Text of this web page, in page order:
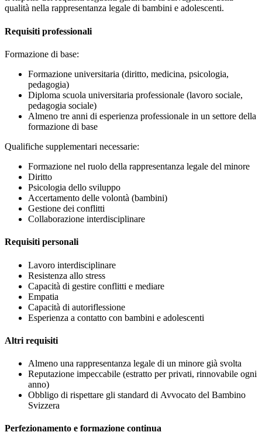
qualità nella rappresentanza legale di bambini e adolescenti.
Requisiti professionali
Formazione di base:
Formazione universitaria (diritto, medicina, psicologia,
pedagogia)
Diploma scuola universitaria professionale (lavoro sociale,
pedagogia sociale)
Almeno tre anni di esperienza professionale in un settore della
formazione di base
Qualifiche supplementari necessarie:
Formazione nel ruolo della rappresentanza legale del minore
Diritto
Psicologia dello sviluppo
Accertamento delle volontà (bambini)
Gestione dei conflitti
Collaborazione interdisciplinare
Requisiti personali
Lavoro interdisciplinare
Resistenza allo stress
Capacità di gestire conflitti e mediare
Empatia
Capacità di autoriflessione
Esperienza a contatto con bambini e adolescenti
Altri requisiti
Almeno una rappresentanza legale di un minore già svolta
Reputazione impeccabile (estratto per privati, rinnovabile ogni
anno)
Obbligo di rispettare gli standard di Avvocato del Bambino
Svizzera
Perfezionamento e formazione continua